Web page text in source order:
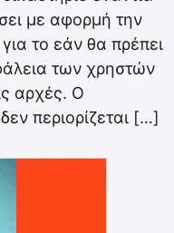
με αφορμή την
το εάν θα πρέπει
των χρηστών
αρχές. Ο
περιορίζεται […]